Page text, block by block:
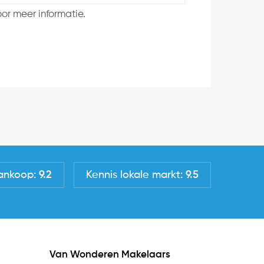
meer informatie.
9.2 Kennis lokale markt: 9.5
Van Wonderen Makelaars